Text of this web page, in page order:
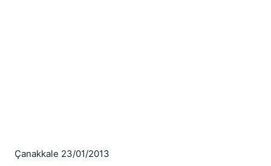
Çanakkale 23/01/2013